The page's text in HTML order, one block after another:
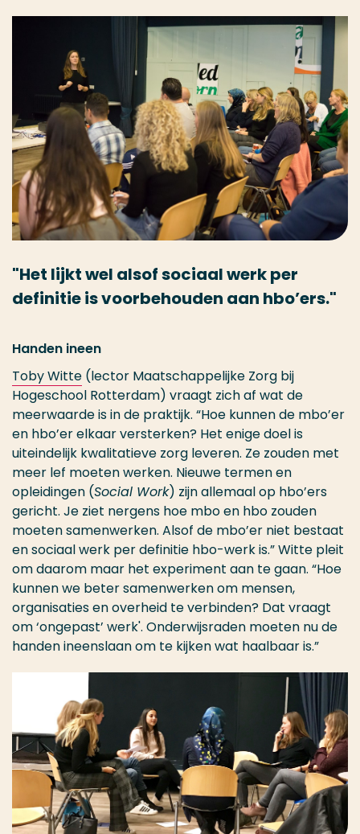
Het lijkt wel alsof sociaal werk per
definitie is voorbehouden aan hbo’ers.
Handen ineen
Toby Witte (lector Maatschappelijke Zorg bij
Hogeschool Rotterdam) vraagt zich af wat de
meerwaarde is in de praktijk. “Hoe kunnen de mbo’er
en hbo’er elkaar versterken? Het enige doel is
uiteindelijk kwalitatieve zorg leveren. Ze zouden met
meer lef moeten werken. Nieuwe termen en
opleidingen (Social Work) zijn allemaal op hbo’ers
gericht. Je ziet nergens hoe mbo en hbo zouden
moeten samenwerken. Alsof de mbo’er niet bestaat
en sociaal werk per definitie hbo-werk is.” Witte pleit
om daarom maar het experiment aan te gaan. “Hoe
kunnen we beter samenwerken om mensen,
organisaties en overheid te verbinden? Dat vraagt
om ‘ongepast’ werk'. Onderwijsraden moeten nu de
handen ineenslaan om te kijken wat haalbaar is.”